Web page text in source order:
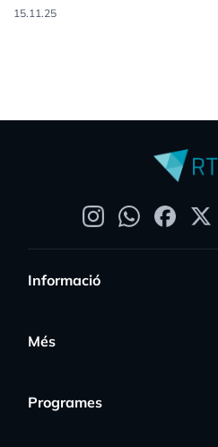
15.11.25
Informació
Més
Programes